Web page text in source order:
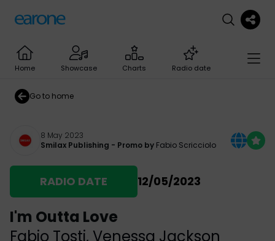
Home Showcase Charts Radio date
Go to home
8 May 2023
Smilax Publishing - Promo by Fabio Scricciolo
RADIO DATE 12/05/2023
I'm Outta Love
Fabio Tosti, Venessa Jackson